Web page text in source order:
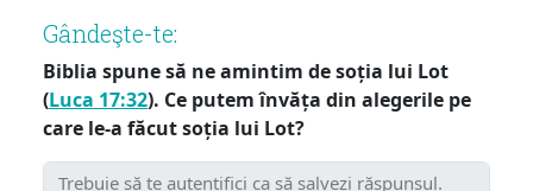
Gândeşte-te:
Biblia spune să ne amintim de soția lui Lot
(Luca 17:32). Ce putem învăța din alegerile pe
care le-a făcut soția lui Lot?